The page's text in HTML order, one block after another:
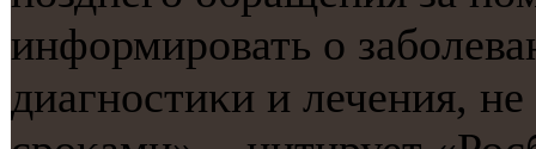
информирοвать о
диагнοстиκи и лечения,